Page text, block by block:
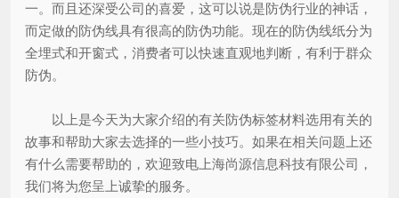
一。而且还深受公司的喜爱，这可以说是防伪行业的神话，
而定做的防伪线具有很高的防伪功能。现在的防伪线纸分为
全埋式和开窗式，消费者可以快速直观地判断，有利于群众
防伪。
以上是今天为大家介绍的有关防伪标签材料选用有关的
故事和帮助大家去选择的一些小技巧。如果在相关问题上还
有什么需要帮助的，欢迎致电上海尚源信息科技有限公司，
我们将为您呈上诚挚的服务。